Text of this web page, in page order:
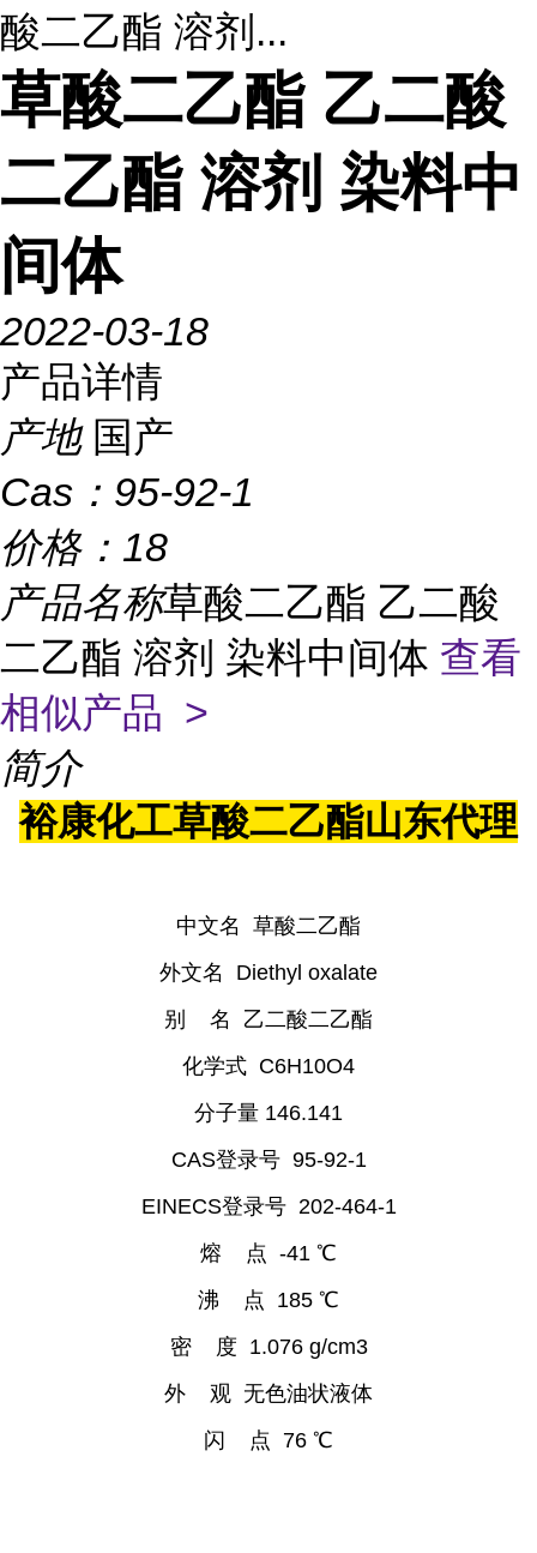
酸二乙酯 溶剂...
草酸二乙酯 乙二酸
二乙酯 溶剂 染料中
间体
2022-03-18
产品详情
产地 国产
Cas： 95-92-1
价格： 18
产品名称草酸二乙酯 乙二酸
二乙酯 溶剂 染料中间体 查看
相似产品 >
简介
裕康化工草酸二乙酯山东代理
中文名 草酸二乙酯
外文名 Diethyl oxalate
别 名 乙二酸二乙酯
化学式 C6H10O4
分子量 146.141
CAS登录号 95-92-1
EINECS登录号 202-464-1
熔 点 -41 ℃
沸 点 185 ℃
密 度 1.076 g/cm3
外 观 无色油状液体
闪 点 76 ℃